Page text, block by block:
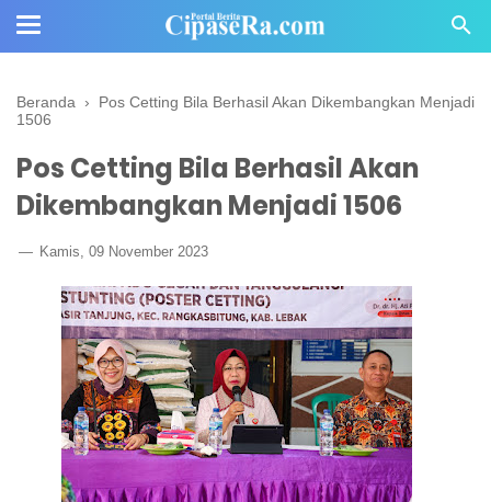
Beranda › Pos Cetting Bila Berhasil Akan Dikembangkan Menjadi
1506
Pos Cetting Bila Berhasil Akan
Dikembangkan Menjadi 1506
Kamis, 09 November 2023